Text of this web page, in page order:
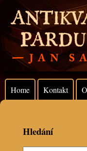
Home Kontakt
Hledání